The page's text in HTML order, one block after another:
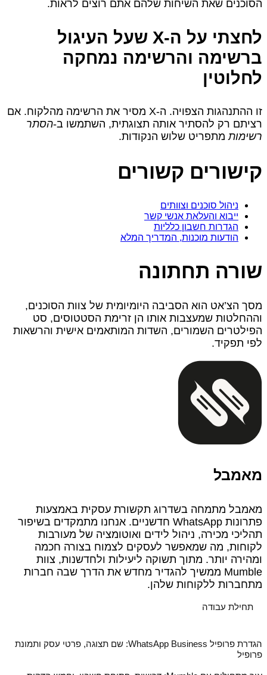
הסוכנים שאת השיחות שלהם אתם רוצים לראות.
לחצתי על ה-X שעל העיגול
ברשימה והרשימה נמחקה
לחלוטין
זו ההתנהגות הצפויה. ה-X מסיר את הרשימה מהלקוח. אם
רציתם רק להסתיר אותה תצוגתית, השתמשו ב-הסתר
רשימותמתפריט שלוש הנקודות.
קישורים קשורים
ניהול סוכנים וצוותים
ייבוא והעלאת אנשי קשר
הגדרות חשבון כלליות
הודעות מוכנות, המדריך המלא
שורה תחתונה
מסך הצ’אט הוא הסביבה היומיומית של צוות הסוכנים,
וההחלטות שמעצבות אותו הן זרימת הסטטוסים, סט
הפילטרים השמורים, השדות המותאמים אישית והרשאות
לפי תפקיד.
מאמבל
מאמבל מתמחה בשדרוג תקשורת עסקית באמצעות
פתרונות WhatsApp חדשניים. אנחנו מתמקדים בשיפור
תהליכי מכירה, ניהול לידים ואוטומציה של מעורבות
לקוחות, מה שמאפשר לעסקים לצמוח בצורה חכמה
ומהירה יותר. מתוך תשוקה ליעילות ולחדשנות, צוות
Mumble ממשיך להגדיר מחדש את הדרך שבה חברות
מתחברות ללקוחות שלהן.
תחילת עבודה
הגדרת פרופיל WhatsApp Business: שם תצוגה, פרטי עסק ותמונת
פרופיל